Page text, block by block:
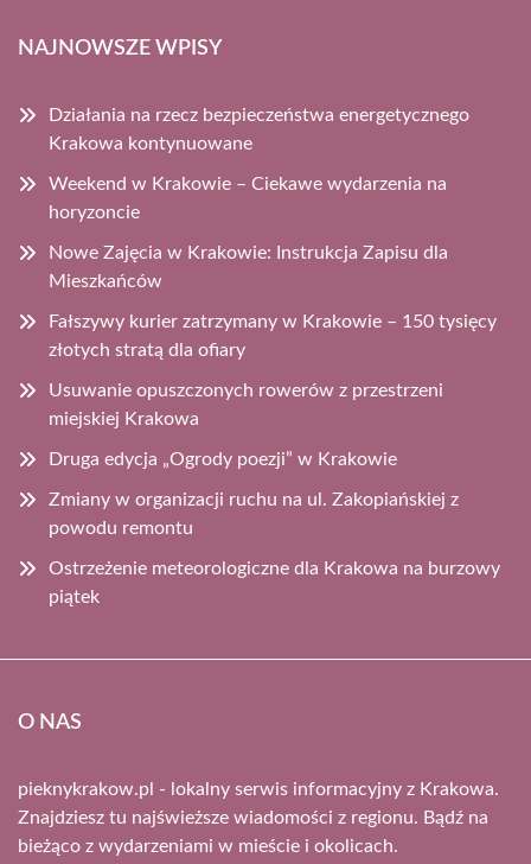
NAJNOWSZE WPISY
Działania na rzecz bezpieczeństwa energetycznego
Krakowa kontynuowane
Weekend w Krakowie – Ciekawe wydarzenia na
horyzoncie
Nowe Zajęcia w Krakowie: Instrukcja Zapisu dla
Mieszkańców
Fałszywy kurier zatrzymany w Krakowie – 150 tysięcy
złotych stratą dla ofiary
Usuwanie opuszczonych rowerów z przestrzeni
miejskiej Krakowa
Druga edycja „Ogrody poezji” w Krakowie
Zmiany w organizacji ruchu na ul. Zakopiańskiej z
powodu remontu
Ostrzeżenie meteorologiczne dla Krakowa na burzowy
piątek
O NAS
pieknykrakow.pl - lokalny serwis informacyjny z Krakowa.
Znajdziesz tu najświeższe wiadomości z regionu. Bądź na
bieżąco z wydarzeniami w mieście i okolicach.